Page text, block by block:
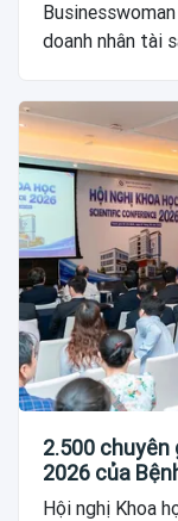
doanh nhân tài
2.500 chuyên
2026 của
Hội nghị Khoa